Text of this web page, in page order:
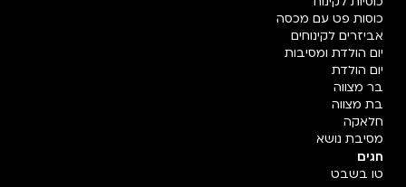
כוסות פט עם מכסה
אביזרים לקינוחים
יום הולדת ומסיבות
יום הולדת
בר מצווה
בת מצווה
חלאקה
מסיבת נושא
חגים
טו בשבט